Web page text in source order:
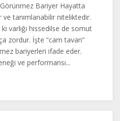
Bariyer Hayatta
tanımlanabilir niteliktedir.
varlığı hissedilse de somut
zordur. İşte “cam tavan”
bariyerleri ifade eder.
ve performansı...